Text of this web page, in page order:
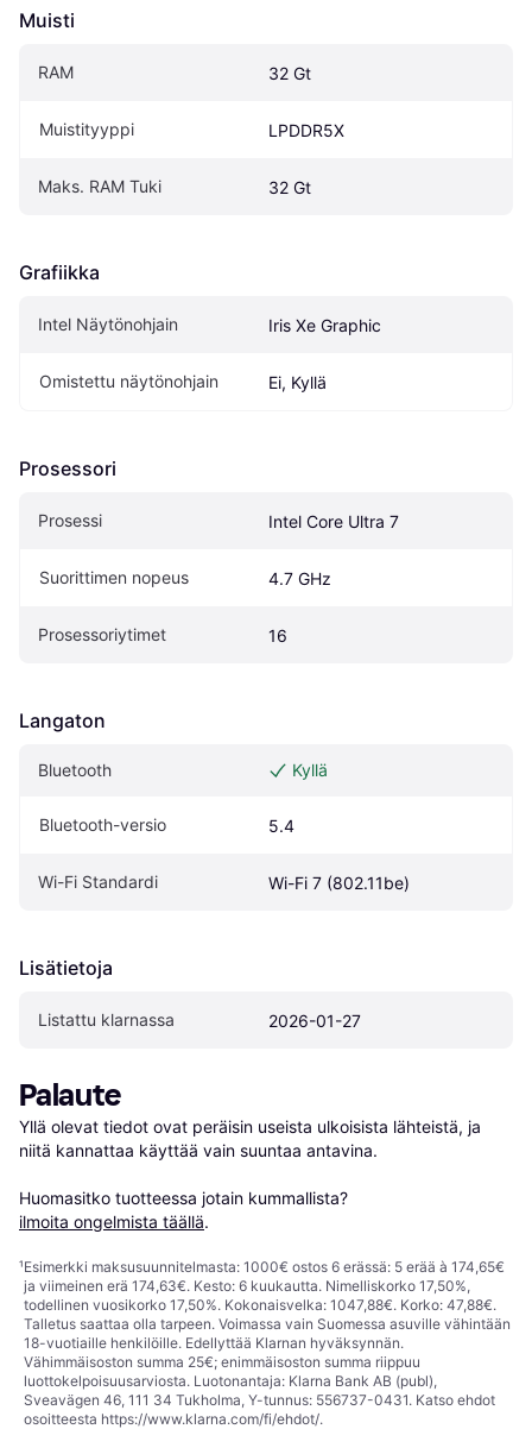
Muisti
RAM 32 Gt
Muistityyppi LPDDR5X
Maks. RAM Tuki 32 Gt
Grafiikka
Intel Näytönohjain Iris Xe Graphic
Omistettu näytönohjain Ei, Kyllä
Prosessori
Prosessi Intel Core Ultra 7
Suorittimen nopeus 4.7 GHz
Prosessoriytimet 16
Langaton
Bluetooth Kyllä
Bluetooth-versio 5.4
Wi-Fi Standardi Wi-Fi 7 (802.11be)
Lisätietoja
Listattu klarnassa 2026-01-27
Palaute
Yllä olevat tiedot ovat peräisin useista ulkoisista lähteistä, ja
niitä kannattaa käyttää vain suuntaa antavina.
Huomasitko tuotteessa jotain kummallista?
ilmoita ongelmista täällä.
¹Esimerkki maksusuunnitelmasta: 1000€ ostos 6 erässä: 5 erää à 174,65€
ja viimeinen erä 174,63€. Kesto: 6 kuukautta. Nimelliskorko 17,50%,
todellinen vuosikorko 17,50%. Kokonaisvelka: 1047,88€. Korko: 47,88€.
Talletus saattaa olla tarpeen. Voimassa vain Suomessa asuville vähintään
18-vuotiaille henkilöille. Edellyttää Klarnan hyväksynnän.
Vähimmäisoston summa 25€; enimmäisoston summa riippuu
luottokelpoisuusarviosta. Luotonantaja: Klarna Bank AB (publ),
Sveavägen 46, 111 34 Tukholma, Y-tunnus: 556737-0431. Katso ehdot
osoitteesta https://www.klarna.com/fi/ehdot/.